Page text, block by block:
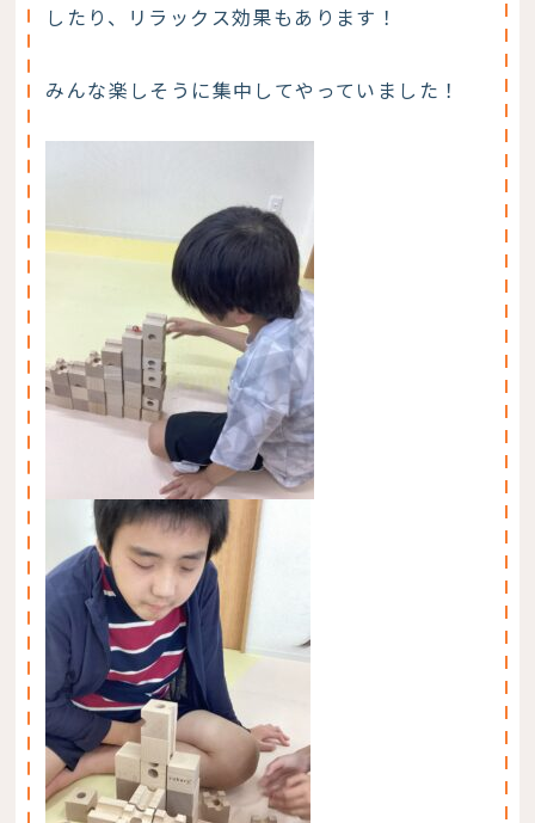
したり、リラックス効果もあります！
みんな楽しそうに集中してやっていました！